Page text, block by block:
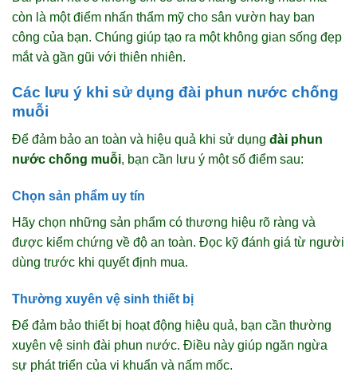
còn là một điểm nhấn thẩm mỹ cho sân vườn hay ban
công của bạn. Chúng giúp tạo ra một không gian sống đẹp
mắt và gần gũi với thiên nhiên.
Các lưu ý khi sử dụng đài phun nước chống
muỗi
Để đảm bảo an toàn và hiệu quả khi sử dụng đài phun
nước chống muỗi, bạn cần lưu ý một số điểm sau:
Chọn sản phẩm uy tín
Hãy chọn những sản phẩm có thương hiệu rõ ràng và
được kiểm chứng về độ an toàn. Đọc kỹ đánh giá từ người
dùng trước khi quyết định mua.
Thường xuyên vệ sinh thiết bị
Để đảm bảo thiết bị hoạt động hiệu quả, bạn cần thường
xuyên vệ sinh đài phun nước. Điều này giúp ngăn ngừa
sự phát triển của vi khuẩn và nấm mốc.